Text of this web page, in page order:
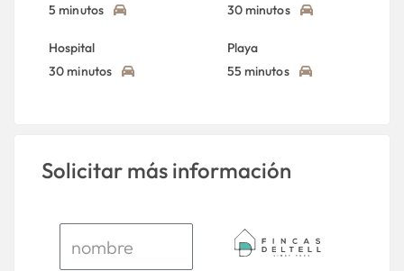
5 minutos
30 minutos
Hospital
30 minutos
Playa
55 minutos
Solicitar más información